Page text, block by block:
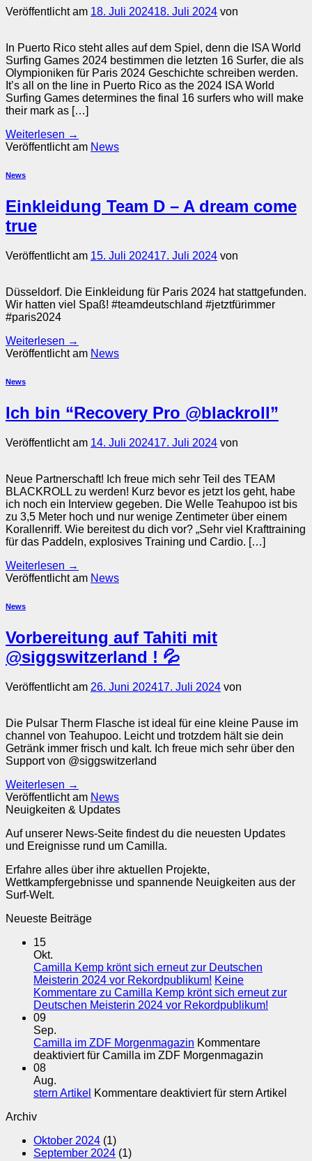
Veröffentlicht am 18. Juli 202418. Juli 2024 von
In Puerto Rico steht alles auf dem Spiel, denn die ISA World
Surfing Games 2024 bestimmen die letzten 16 Surfer, die als
Olympioniken für Paris 2024 Geschichte schreiben werden.
It’s all on the line in Puerto Rico as the 2024 ISA World
Surfing Games determines the final 16 surfers who will make
their mark as […]
Weiterlesen →
Veröffentlicht am News
News
Einkleidung Team D – A dream come
true
Veröffentlicht am 15. Juli 202417. Juli 2024 von
Düsseldorf. Die Einkleidung für Paris 2024 hat stattgefunden.
Wir hatten viel Spaß! #teamdeutschland #jetztfürimmer
#paris2024
Weiterlesen →
Veröffentlicht am News
News
Ich bin “Recovery Pro @blackroll”
Veröffentlicht am 14. Juli 202417. Juli 2024 von
Neue Partnerschaft! Ich freue mich sehr Teil des TEAM
BLACKROLL zu werden! Kurz bevor es jetzt los geht, habe
ich noch ein Interview gegeben. Die Welle Teahupoo ist bis
zu 3,5 Meter hoch und nur wenige Zentimeter über einem
Korallenriff. Wie bereitest du dich vor? „Sehr viel Krafttraining
für das Paddeln, explosives Training und Cardio. […]
Weiterlesen →
Veröffentlicht am News
News
Vorbereitung auf Tahiti mit
@siggswitzerland ! 💦
Veröffentlicht am 26. Juni 202417. Juli 2024 von
Die Pulsar Therm Flasche ist ideal für eine kleine Pause im
channel von Teahupoo. Leicht und trotzdem hält sie dein
Getränk immer frisch und kalt. Ich freue mich sehr über den
Support von @siggswitzerland
Weiterlesen →
Veröffentlicht am News
Neuigkeiten & Updates
Auf unserer News-Seite findest du die neuesten Updates
und Ereignisse rund um Camilla.
Erfahre alles über ihre aktuellen Projekte,
Wettkampfergebnisse und spannende Neuigkeiten aus der
Surf-Welt.
Neueste Beiträge
15
Okt.
Camilla Kemp krönt sich erneut zur Deutschen
Meisterin 2024 vor Rekordpublikum! Keine
Kommentare zu Camilla Kemp krönt sich erneut zur
Deutschen Meisterin 2024 vor Rekordpublikum!
09
Sep.
Camilla im ZDF Morgenmagazin Kommentare
deaktiviertfür Camilla im ZDF Morgenmagazin
08
Aug.
stern Artikel Kommentare deaktiviertfür stern Artikel
Archiv
Oktober 2024 (1)
September 2024 (1)